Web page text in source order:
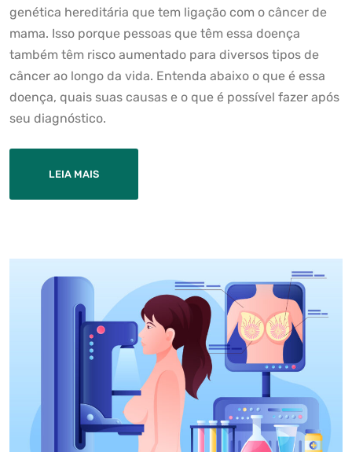
genética hereditária que tem ligação com o câncer de
mama. Isso porque pessoas que têm essa doença
também têm risco aumentado para diversos tipos de
câncer ao longo da vida. Entenda abaixo o que é essa
doença, quais suas causas e o que é possível fazer após
seu diagnóstico.
LEIA MAIS